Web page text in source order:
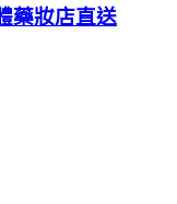
藥妝店直送